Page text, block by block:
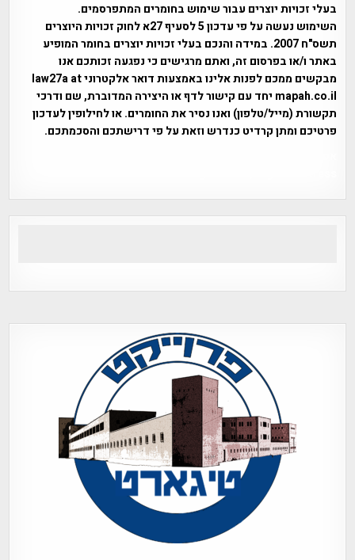
בעלי זכויות יוצרים עבור שימוש בחומרים המתפרסמים.
השימוש נעשה על פי עדכון 5 לסעיף 27א לחוק זכויות היוצרים
תשס"ח 2007. במידה והנכם בעלי זכויות יוצרים בחומר המופיע
באתר ו/או בפרסום זה, ואתם מרגישים כי נפגעה זכותכם אנו
מבקשים ממכם לפנות אלינו באמצעות דואר אלקטרוני law27a at
mapah.co.il יחד עם קישור לדף או היצירה המדוברת, שם ודרכי
תקשורת (מייל/טלפון) ואנו נסיר את החומרים. או לחילופין לעדכון
פרטיכם ומתן קרדיט כנדרש וזאת על פי דרישתכם והסכמתכם.